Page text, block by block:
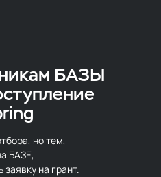
БАЗЫ
но тем,
БАЗЕ,
заявку на грант.